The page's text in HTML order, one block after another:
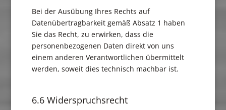
Bei der Ausübung Ihres Rechts auf
Datenübertragbarkeit gemäß Absatz 1 haben
Sie das Recht, zu erwirken, dass die
personenbezogenen Daten direkt von uns
einem anderen Verantwortlichen übermittelt
werden, soweit dies technisch machbar ist.
6.6 Widerspruchsrecht